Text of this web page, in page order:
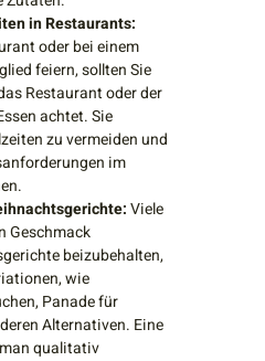
in Restaurants:
oder bei einem
feiern, sollten Sie
Restaurant oder der
achtet. Sie
zu vermeiden und
im
Viele
Geschmack
beizubehalten,
wie
Panade für
Alternativen. Eine
qualitativ